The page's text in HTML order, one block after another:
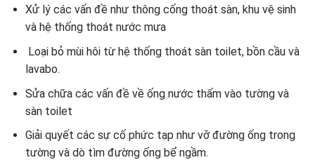
Xử lý các vấn đề như thông cống thoát sàn, khu vệ sinh
và hệ thống thoát nước mưa
Loại bỏ mùi hôi từ hệ thống thoát sàn toilet, bồn cầu và
lavabo.
Sửa chữa các vấn đề về ống nước thấm vào tường và
sàn toilet
Giải quyết các sự cố phức tạp như vỡ đường ống trong
tường và dò tìm đường ống bể ngầm.